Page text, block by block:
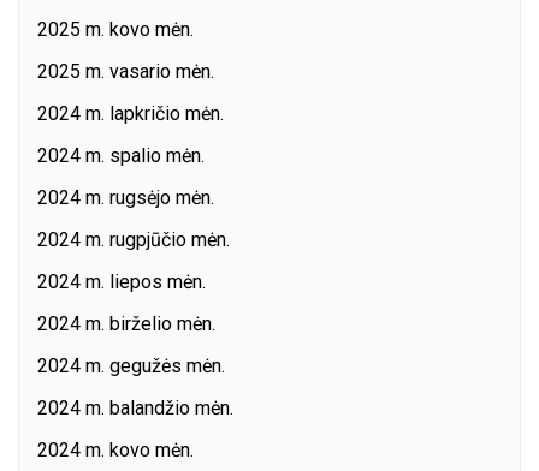
2025 m. kovo mėn.
2025 m. vasario mėn.
2024 m. lapkričio mėn.
2024 m. spalio mėn.
2024 m. rugsėjo mėn.
2024 m. rugpjūčio mėn.
2024 m. liepos mėn.
2024 m. birželio mėn.
2024 m. gegužės mėn.
2024 m. balandžio mėn.
2024 m. kovo mėn.